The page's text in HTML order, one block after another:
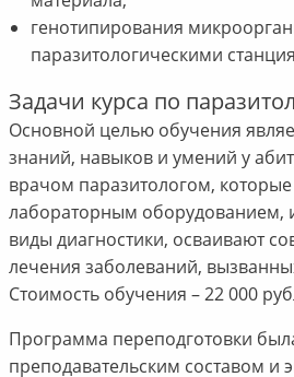
генотипирования
паразитологическими
Задачи курса по
Основной целью обучения
знаний, навыков и умений у
врачом паразитологом, которые
лабораторным оборудованием,
виды диагностики, осваивают
лечения заболеваний,
Стоимость обучения – 22 000
Программа переподготовки
преподавательским составом и